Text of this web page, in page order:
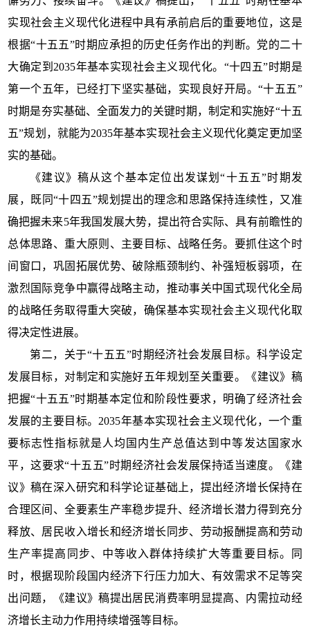
实现社会主义现代化进程中具有承前启后的重要地位，这是
根据“十五五”时期应承担的历史任务作出的判断。党的二十
大确定到2035年基本实现社会主义现代化。“十四五”时期是
第一个五年，已经打下坚实基础，实现良好开局。“十五五”
时期是夯实基础、全面发力的关键时期，制定和实施好“十五
五”规划，就能为2035年基本实现社会主义现代化奠定更加坚
实的基础。
《建议》稿从这个基本定位出发谋划“十五五”时期发
展，既同“十四五”规划提出的理念和思路保持连续性，又准
确把握未来5年我国发展大势，提出符合实际、具有前瞻性的
总体思路、重大原则、主要目标、战略任务。要抓住这个时
间窗口，巩固拓展优势、破除瓶颈制约、补强短板弱项，在
激烈国际竞争中赢得战略主动，推动事关中国式现代化全局
的战略任务取得重大突破，确保基本实现社会主义现代化取
得决定性进展。
第二，关于“十五五”时期经济社会发展目标。科学设定
发展目标，对制定和实施好五年规划至关重要。《建议》稿
把握“十五五”时期基本定位和阶段性要求，明确了经济社会
发展的主要目标。2035年基本实现社会主义现代化，一个重
要标志性指标就是人均国内生产总值达到中等发达国家水
平，这要求“十五五”时期经济社会发展保持适当速度。《建
议》稿在深入研究和科学论证基础上，提出经济增长保持在
合理区间、全要素生产率稳步提升、经济增长潜力得到充分
释放、居民收入增长和经济增长同步、劳动报酬提高和劳动
生产率提高同步、中等收入群体持续扩大等重要目标。同
时，根据现阶段国内经济下行压力加大、有效需求不足等突
出问题，《建议》稿提出居民消费率明显提高、内需拉动经
济增长主动力作用持续增强等目标。